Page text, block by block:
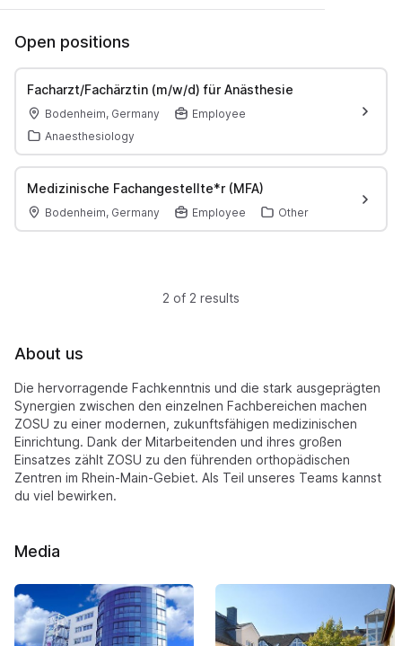
Open positions
Facharzt/Fachärztin (m/w/d) für Anästhesie
Bodenheim, Germany
Employee
Anaesthesiology
Medizinische Fachangestellte*r (MFA)
Bodenheim, Germany Employee Other
2 of 2 results
About us
Die hervorragende Fachkenntnis und die stark ausgeprägten
Synergien zwischen den einzelnen Fachbereichen machen
ZOSU zu einer modernen, zukunftsfähigen medizinischen
Einrichtung. Dank der Mitarbeitenden und ihres großen
Einsatzes zählt ZOSU zu den führenden orthopädischen
Zentren im Rhein-Main-Gebiet. Als Teil unseres Teams kannst
du viel bewirken.
Media